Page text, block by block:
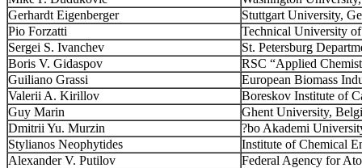
Gerhardt Eigenberger
Stuttgart University,
Pio Forzatti
Technical University
Sergei S. Ivanchev
St. Petersburg
Boris V. Gidaspov
RSC “Applied
Guiliano Grassi
European Biomass
Valerii A. Kirillov
Boreskov Institute of
Guy Marin
Ghent University,
Dmitrii Yu. Murzin
?bo Akademi
Stylianos Neophytides
Institute of Chemical
Alexander V. Putilov
Federal Agency for